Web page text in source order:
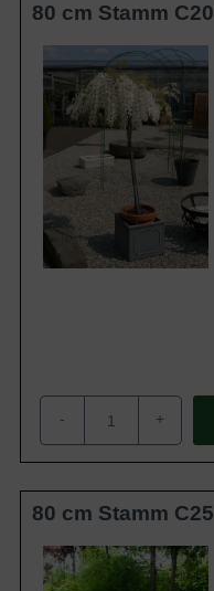
80 cm Stamm C20
- +
80 cm Stamm C25